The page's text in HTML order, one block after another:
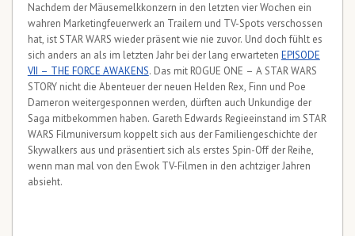
Nachdem der Mäusemelkkonzern in den letzten vier Wochen ein
wahren Marketingfeuerwerk an Trailern und TV-Spots verschossen
hat, ist STAR WARS wieder präsent wie nie zuvor. Und doch fühlt es
sich anders an als im letzten Jahr bei der lang erwarteten EPISODE
VII – THE FORCE AWAKENS. Das mit ROGUE ONE – A STAR WARS
STORY nicht die Abenteuer der neuen Helden Rex, Finn und Poe
Dameron weitergesponnen werden, dürften auch Unkundige der
Saga mitbekommen haben. Gareth Edwards Regieeinstand im STAR
WARS Filmuniversum koppelt sich aus der Familiengeschichte der
Skywalkers aus und präsentiert sich als erstes Spin-Off der Reihe,
wenn man mal von den Ewok TV-Filmen in den achtziger Jahren
absieht.